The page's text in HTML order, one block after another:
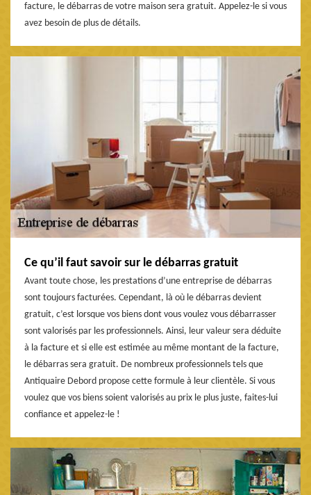
facture, le débarras de votre maison sera gratuit. Appelez-le si vous
avez besoin de plus de détails.
Ce qu’il faut savoir sur le débarras gratuit
Avant toute chose, les prestations d’une entreprise de débarras
sont toujours facturées. Cependant, là où le débarras devient
gratuit, c’est lorsque vos biens dont vous voulez vous débarrasser
sont valorisés par les professionnels. Ainsi, leur valeur sera déduite
à la facture et si elle est estimée au même montant de la facture,
le débarras sera gratuit. De nombreux professionnels tels que
Antiquaire Debord propose cette formule à leur clientèle. Si vous
voulez que vos biens soient valorisés au prix le plus juste, faites-lui
confiance et appelez-le !